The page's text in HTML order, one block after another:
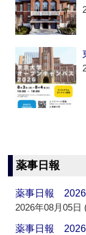
薬事日報
薬事日報
2026年08月05日
薬事日報